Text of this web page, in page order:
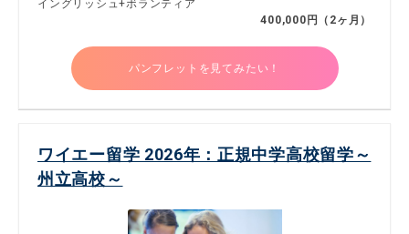
イングリッシュ+ボランティア
400,000円（2ヶ月）
パンフレットを見てみたい！
ワイエー留学 2026年：正規中学高校留学～
州立高校～